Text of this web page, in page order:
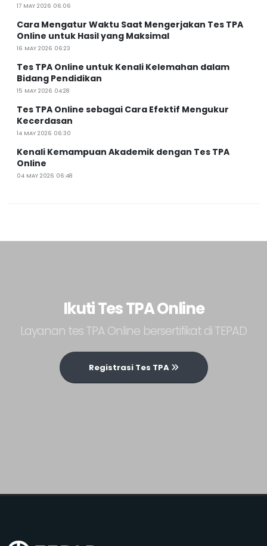
17 MAY 2026 06:06
Cara Mengatur Waktu Saat Mengerjakan Tes TPA
Online untuk Hasil yang Maksimal
16 MAY 2026 06:23
Tes TPA Online untuk Kenali Kelemahan dalam
Bidang Pendidikan
15 MAY 2026 04:28
Tes TPA Online sebagai Cara Efektif Mengukur
Kecerdasan
14 MAY 2026 06:30
Kenali Kemampuan Akademik dengan Tes TPA
Online
04 MAY 2026 06:48
Ikuti Tes TPA Online
Layanan tes TPA Online bersertifikat di TEPAD
Registrasi Tes TPA